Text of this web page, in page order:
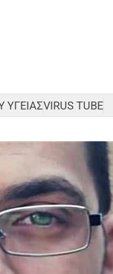
ΥΓΕΙΑΣVIRUS TUBE